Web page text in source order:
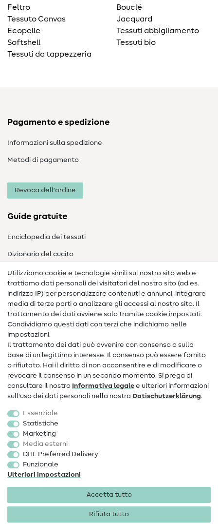
Feltro
Tessuto Canvas
Ecopelle
Softshell
Tessuti da tappezzeria
Bouclé
Jacquard
Tessuti abbigliamento
Tessuti bio
Pagamento e spedizione
Informazioni sulla spedizione
Metodi di pagamento
Revoca dell'ordine
Guide gratuite
Enciclopedia dei tessuti
Dizionario del cucito
Nähanleitungen
Assistenza e contatto
Contatto
Informazioni sul nuovo proprietario
FAQ
Diritto di recesso
Popolare
Accessori cucito
Sale
Utilizziamo cookie e tecnologie simili sul nostro sito web e
trattiamo dati personali dei visitatori del nostro sito (ad es.
indirizzo IP) per personalizzare contenuti e annunci, integrare
media di terze parti o analizzare gli accessi al nostro sito. Il
trattamento dei dati avviene solo tramite cookie impostati.
Condividiamo questi dati con terzi che indichiamo nelle
impostazioni.
Il trattamento dei dati può avvenire con consenso o sulla
base di un legittimo interesse. Il consenso può essere fornito
o rifiutato. Hai il diritto di non acconsentire e di modificare o
revocare il consenso in un secondo momento. Si prega di
consultare il nostro Informativa legale e ulteriori informazioni
sull'uso dei dati personali nella nostra Dati­schutz­erklärung.
Essenziale
Statistiche
Marketing
Media esterni
DHL Preferred Delivery
Funzionale
Ulteriori impostazioni
Accetta tutto
Rifiuta tutto
Informazioni legali Privacy
Condizioni generali